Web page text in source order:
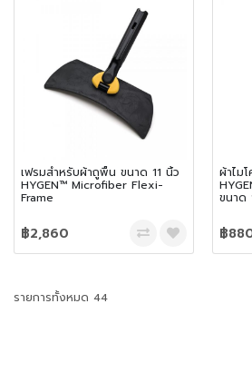
เฟรมสำหรับผ้าถูพื้น ขนาด 11 นิ้ว
HYGEN™ Microfiber Flexi-
Frame
฿2,860
ผ้าไม
ขนาด
฿
รายการทั้งหมด 44